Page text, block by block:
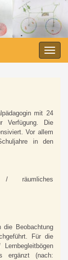
mit 24
Verfügung. Die
Vor allem
in den
räumliches
die Beobachtung
Für die
ergänzt (nach: